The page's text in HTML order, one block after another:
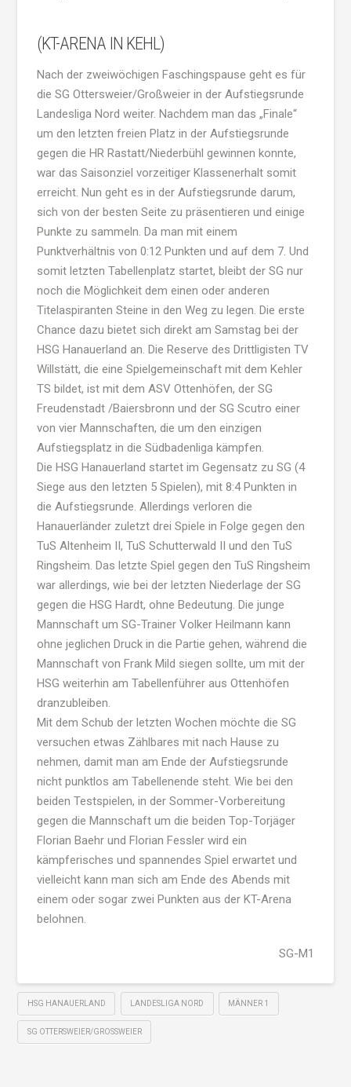
(KT-ARENA IN KEHL)
Nach der zweiwöchigen Faschingspause geht es für
die SG Ottersweier/Großweier in der Aufstiegsrunde
Landesliga Nord weiter. Nachdem man das „Finale“
um den letzten freien Platz in der Aufstiegsrunde
gegen die HR Rastatt/Niederbühl gewinnen konnte,
war das Saisonziel vorzeitiger Klassenerhalt somit
erreicht. Nun geht es in der Aufstiegsrunde darum,
sich von der besten Seite zu präsentieren und einige
Punkte zu sammeln. Da man mit einem
Punktverhältnis von 0:12 Punkten und auf dem 7. Und
somit letzten Tabellenplatz startet, bleibt der SG nur
noch die Möglichkeit dem einen oder anderen
Titelaspiranten Steine in den Weg zu legen. Die erste
Chance dazu bietet sich direkt am Samstag bei der
HSG Hanauerland an. Die Reserve des Drittligisten TV
Willstätt, die eine Spielgemeinschaft mit dem Kehler
TS bildet, ist mit dem ASV Ottenhöfen, der SG
Freudenstadt /Baiersbronn und der SG Scutro einer
von vier Mannschaften, die um den einzigen
Aufstiegsplatz in die Südbadenliga kämpfen.
Die HSG Hanauerland startet im Gegensatz zu SG (4
Siege aus den letzten 5 Spielen), mit 8:4 Punkten in
die Aufstiegsrunde. Allerdings verloren die
Hanauerländer zuletzt drei Spiele in Folge gegen den
TuS Altenheim II, TuS Schutterwald II und den TuS
Ringsheim. Das letzte Spiel gegen den TuS Ringsheim
war allerdings, wie bei der letzten Niederlage der SG
gegen die HSG Hardt, ohne Bedeutung. Die junge
Mannschaft um SG-Trainer Volker Heilmann kann
ohne jeglichen Druck in die Partie gehen, während die
Mannschaft von Frank Mild siegen sollte, um mit der
HSG weiterhin am Tabellenführer aus Ottenhöfen
dranzubleiben.
Mit dem Schub der letzten Wochen möchte die SG
versuchen etwas Zählbares mit nach Hause zu
nehmen, damit man am Ende der Aufstiegsrunde
nicht punktlos am Tabellenende steht. Wie bei den
beiden Testspielen, in der Sommer-Vorbereitung
gegen die Mannschaft um die beiden Top-Torjäger
Florian Baehr und Florian Fessler wird ein
kämpferisches und spannendes Spiel erwartet und
vielleicht kann man sich am Ende des Abends mit
einem oder sogar zwei Punkten aus der KT-Arena
belohnen.
SG-M1
HSG HANAUERLAND LANDESLIGA NORD MÄNNER 1
SG OTTERSWEIER/GROSSWEIER